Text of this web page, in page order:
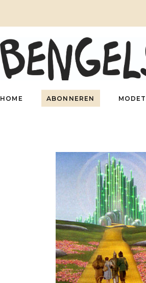
HOME ABONNEREN